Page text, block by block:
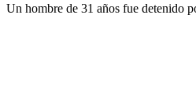
Un hombre de 31 años fue detenido